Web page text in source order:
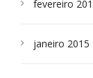
fevereiro
janeiro 2015